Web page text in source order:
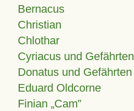
Bernacus
Christian
Chlothar
Cyriacus und Gefährten
Donatus und Gefährten
Eduard Oldcorne
Finian Cam